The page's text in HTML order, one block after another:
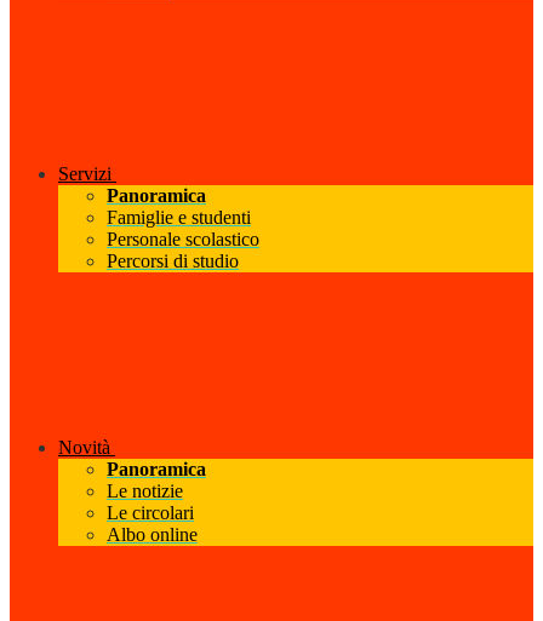
Servizi
Panoramica
Famiglie e studenti
Personale scolastico
Percorsi di studio
Novità
Panoramica
Le notizie
Le circolari
Albo online